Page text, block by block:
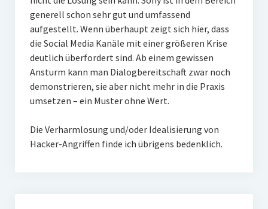
generell schon sehr gut und umfassend
aufgestellt. Wenn überhaupt zeigt sich hier, dass
die Social Media Kanäle mit einer größeren Krise
deutlich überfordert sind. Ab einem gewissen
Ansturm kann man Dialogbereitschaft zwar noch
demonstrieren, sie aber nicht mehr in die Praxis
umsetzen – ein Muster ohne Wert.
Die Verharmlosung und/oder Idealisierung von
Hacker-Angriffen finde ich übrigens bedenklich.